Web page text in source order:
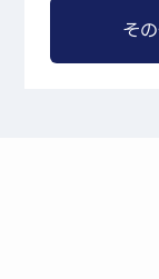
そ